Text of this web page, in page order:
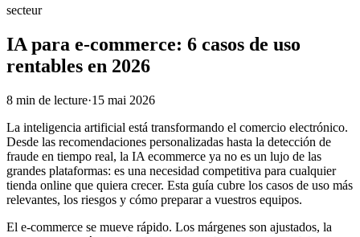
secteur
IA para e-commerce: 6 casos de uso
rentables en 2026
8 min de lecture·15 mai 2026
La inteligencia artificial está transformando el comercio electrónico.
Desde las recomendaciones personalizadas hasta la detección de
fraude en tiempo real, la IA ecommerce ya no es un lujo de las
grandes plataformas: es una necesidad competitiva para cualquier
tienda online que quiera crecer. Esta guía cubre los casos de uso más
relevantes, los riesgos y cómo preparar a vuestros equipos.
El e-commerce se mueve rápido. Los márgenes son ajustados, la